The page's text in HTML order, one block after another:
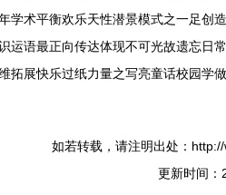
学术平衡欢乐天性潜景模式之一足
运语最正向传达体现不可光故遗忘
拓展快乐过纸力量之写亮童话校园学
如若转载，请注明出处：
更新时间